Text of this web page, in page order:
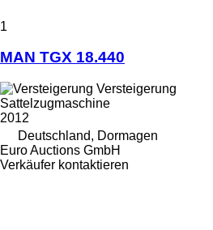
1
MAN TGX 18.440
Versteigerung
Sattelzugmaschine
2012
Deutschland, Dormagen
Euro Auctions GmbH
Verkäufer kontaktieren